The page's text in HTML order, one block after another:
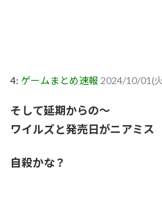
4: ゲームまとめ速報 2024/10/01(
そして延期からの～
ワイルズと発売日がニアミス
自殺かな？